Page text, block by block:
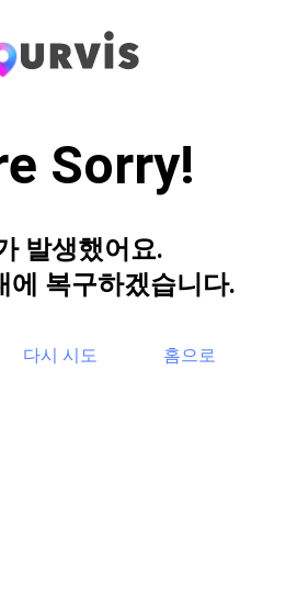
Sorry!
발생했어요.
에 복구하겠습니다.
다시 시도 홈으로